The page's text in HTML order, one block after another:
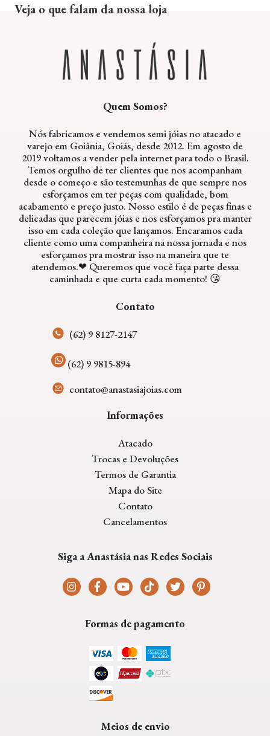
Veja o que falam da nossa loja
Quem Somos?
Nós fabricamos e vendemos semi jóias no atacado e
varejo em Goiânia, Goiás, desde 2012. Em agosto de
2019 voltamos a vender pela internet para todo o Brasil.
Temos orgulho de ter clientes que nos acompanham
desde o começo e são testemunhas de que sempre nos
esforçamos em ter peças com qualidade, bom
acabamento e preço justo. Nosso estilo é de peças finas e
delicadas que parecem jóias e nos esforçamos pra manter
isso em cada coleção que lançamos. Encaramos cada
cliente como uma companheira na nossa jornada e nos
esforçamos pra mostrar isso na maneira que te
atendemos.❤ Queremos que você faça parte dessa
caminhada e que curta cada momento! 😘
Contato
(62) 9 8127-2147
(62) 9 9815-894
contato@anastasiajoias.com
Informações
Atacado
Trocas e Devoluções
Termos de Garantia
Mapa do Site
Contato
Cancelamentos
Siga a Anastásia nas Redes Sociais
Formas de pagamento
Meios de envio